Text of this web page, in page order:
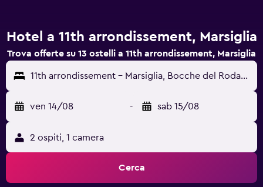
Hotel a 11th arrondissement, Marsiglia
Trova offerte su 13 ostelli a 11th arrondissement, Marsiglia
11th arrondissement - Marsiglia, Bocche del Rodano, Francia
ven 14/08 - sab 15/08
2 ospiti, 1 camera
Cerca